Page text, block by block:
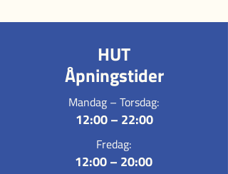
HUT
Åpningstider
Mandag – Torsdag:
12:00 – 22:00
Fredag:
12:00 – 20:00